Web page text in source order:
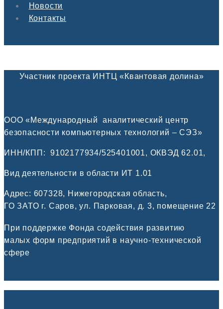
Новости
Контакты
Участник проекта ИНТЦ «Квантовая долина»
ООО «Международный аналитический центр
безопасности компьютерных технологий – СЭЗ»
ИНН/КПП: 9102177934/525401001, ОКВЭД 62.01,
Вид деятельности в области ИТ 1.01
Адрес: 607328, Нижегородская область,
ГО ЗАТО г. Саров, ул. Парковая, д. 3, помещение 22
При поддержке Фонда содействия развитию
малых форм предприятий в научно-технической
сфере